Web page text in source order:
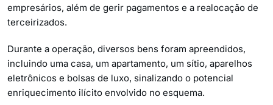
empresários, além de gerir pagamentos e a realocação de
terceirizados.
Durante a operação, diversos bens foram apreendidos,
incluindo uma casa, um apartamento, um sítio, aparelhos
eletrônicos e bolsas de luxo, sinalizando o potencial
enriquecimento ilícito envolvido no esquema.